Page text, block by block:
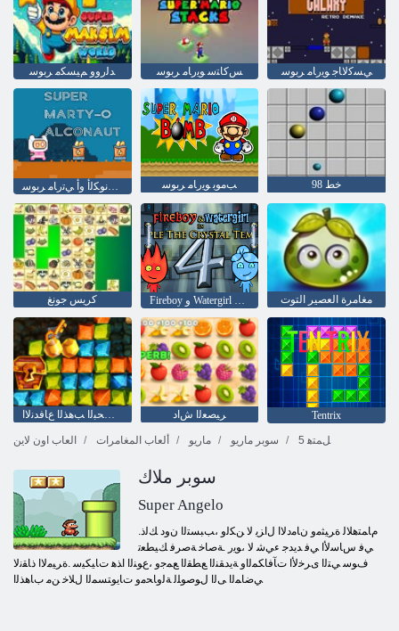
ﺪﻟﺭﻭﻭ ﻢﻴﺴﻜﻣ ﺮﺑﻮﺳ ﺲﻛﺎﺘﺳ ﻮﻳﺭﺎﻣ ﺮﺑﻮﺳ ﻲﺴﻛﻻ ﺎﺟ ﻮﻳﺭﺎﻣ ﺮﺑﻮﺳ
ﺐﻣﻮﺑ ﻮﻳﺭﺎﻣ ﺮﺑﻮﺳ خط 98
كريس جونغ Fireboy ﻭ Watergirl 4: Crystal Temple مغامرة العصير التوت
ﺰﻨﻜﻟﺍ ﻦﻋ ﺚﺤﺒﻟﺍ ﺐﻫﺬﻟﺍ ﻉﺎﻓﺪﻧﻻ ﺍ ﺮﻴﺼﻌﻟﺍ ﺵﺍﺩ
Tentrix
العاب اون لاين
ألعاب المغامرات ماريو سوبر ماريو 5 ﻞﻤﺘﻫ
سوبر ملاك
Super Angelo
.ﻡﺎﻤﺘﻫﻼ ﻟ ﺓﺮﻴﺜﻣﻭ ﻥﺎﻣﺩﻻ ﺍ ﻝﺍﺰﻳ ﻻ ﻦﻜﻟﻭ ،ﺐﺒﺴﺘﻟﺍ ﻥﻭﺩ ﻚﻟﺫ
ﻲﻓ ﺱﺎﺳﻷ ﺍ ﻲﻓ ﺪﻳﺪﺟ ءﻲﺷ ﻻ ،ﻮﻳﺭ .ﺔﺻﺎﺧ ﺔﺻﺮﻓ ﻚﻴﻄﻌﺗ
ﻑﻮﺳ ﻲﺘﻟﺍ ﻯﺮﺧﻷ ﺍ ﺕﺂﻓﺎﻜﻤﻟﺍﻭ ﺔﻳﺪﻘﻨﻟﺍ ﻊﻄﻘﻟﺍ ﻊﻤﺟﻭ ،ﻉﻮﻨﻟﺍ ﺍﺬﻫ ﺕﺎﻴﻜﻴﺳ .ﺓﺮﻴﻣﻻ ﺍ ﺫﺎﻘﻧﻻ
ﻲﺿﺎﻤﻟﺍ ﻰﻟﺍ ﻝﻮﺻﻮﻠﻟ ﺔﻟﻭﺎﺤﻣﻭ ﺕﺎﻳﻮﺘﺴﻤﻟﺍ ﻝﻼ ﺧ ﻦﻣ ﺏﺎﻫﺬﻟﺍ